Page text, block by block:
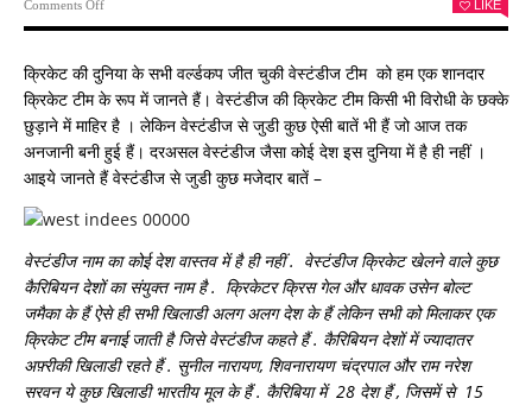
Comments OffOn
क्या
कोई
देश
है
भी
?
LIKE
क्रिकेट की दुनिया के सभी वर्ल्डकप जीत चुकी वेस्टंडीज टीम को हम एक शानदार
क्रिकेट टीम के रूप में जानते हैं। वेस्टंडीज की क्रिकेट टीम किसी भी विरोधी के छक्के
छुड़ाने में माहिर है । लेकिन वेस्टंडीज से जुडी कुछ ऐसी बातें भी हैं जो आज तक
अनजानी बनी हुई हैं। दरअसल वेस्टंडीज जैसा कोई देश इस दुनिया में है ही नहीं ।
आइये जानते हैं वेस्टंडीज से जुडी कुछ मजेदार बातें –
वेस्टंडीज नाम का कोई देश वास्तव में है ही नहीं . वेस्टंडीज क्रिकेट खेलने वाले कुछ
कैरिबियन देशों का संयुक्त नाम है . क्रिकेटर क्रिस गेल और धावक उसेन बोल्ट
जमैका के हैं ऐसे ही सभी खिलाडी अलग अलग देश के हैं लेकिन सभी को मिलाकर एक
क्रिकेट टीम बनाई जाती है जिसे वेस्टंडीज कहते हैं . कैरिबियन देशों में ज्यादातर
अफ़्रीकी खिलाडी रहते हैं . सुनील नारायण, शिवनारायण चंद्रपाल और राम नरेश
सरवन ये कुछ खिलाडी भारतीय मूल के हैं . कैरिबिया में 28 देश हैं , जिसमें से 15